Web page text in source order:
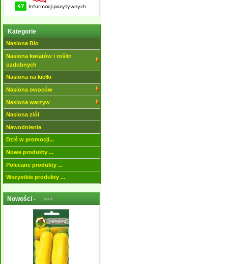
Kategorie
Nasiona Bio
Nasiona kwiatów i roślin
ozdobnych
Nasiona na kiełki
Nasiona owoców
Nasiona warzyw
Nasiona ziół
Nawodnienia
Dziś w promocji...
Nowe produkty ...
Polecane produkty ...
Wszystkie produkty ...
Nowości - >>>